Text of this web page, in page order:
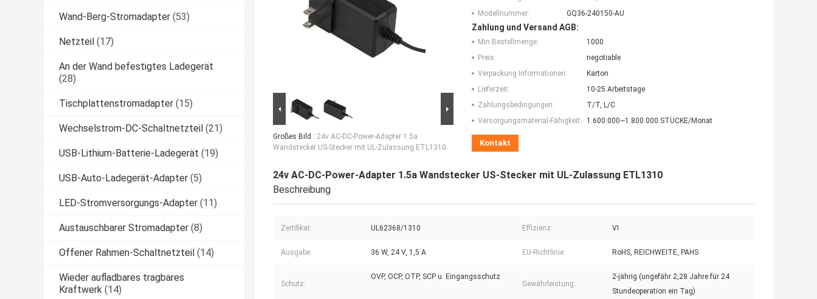
Wand-Berg-Stromadapter (53)
Netzteil (17)
An der Wand befestigtes Ladegerät
(28)
Tischplattenstromadapter (15)
Wechselstrom-DC-Schaltnetzteil (21)
USB-Lithium-Batterie-Ladegerät (19)
USB-Auto-Ladegerät-Adapter (5)
LED-Stromversorgungs-Adapter (11)
Austauschbarer Stromadapter (8)
Offener Rahmen-Schaltnetzteil (14)
Wieder aufladbares tragbares
Kraftwerk (14)
Großes Bild : 24v AC-DC-Power-Adapter 1.5a
Wandstecker US-Stecker mit UL-Zulassung ETL1310
Modellnummer:
GQ36-240150-AU
Zahlung und Versand AGB:
Min Bestellmenge:
1000
Preis:
negotiable
Verpackung Informationen:
Karton
Lieferzeit:
10-25 Arbeitstage
Zahlungsbedingungen:
T/T, L/C
Versorgungsmaterial-Fähigkeit:
1.600.000~1.800.000 STÜCKE/Monat
Kontakt
24v AC-DC-Power-Adapter 1.5a Wandstecker US-Stecker mit UL-Zulassung ETL1310
Beschreibung
Zertifikat: UL62368/1310 Effizienz: VI
Ausgabe: 36 W, 24 V, 1,5 A EU-Richtlinie: RoHS, REICHWEITE, PAHS
Schutz:
OVP, OCP, OTP, SCP u. Eingangsschutz
Gewährleistung:
2-jährig (ungefähr 2,28 Jahre für 24
Stundeoperation ein Tag)